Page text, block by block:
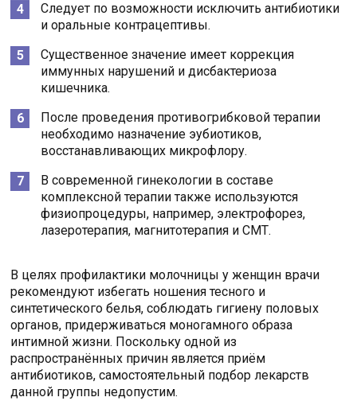
Следует по возможности исключить антибиотики
и оральные контрацептивы.
Существенное значение имеет коррекция
иммунных нарушений и дисбактериоза
кишечника.
После проведения противогрибковой терапии
необходимо назначение эубиотиков,
восстанавливающих микрофлору.
В современной гинекологии в составе
комплексной терапии также используются
физиопроцедуры, например, электрофорез,
лазеротерапия, магнитотерапия и СМТ.
В целях профилактики молочницы у женщин врачи
рекомендуют избегать ношения тесного и
синтетического белья, соблюдать гигиену половых
органов, придерживаться моногамного образа
интимной жизни. Поскольку одной из
распространённых причин является приём
антибиотиков, самостоятельный подбор лекарств
данной группы недопустим.